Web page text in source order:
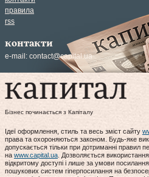
правила
rss
контакти
e-mail: contact@capital.ua
Бізнес починається з Капіталу
Ідеї оформлення, стиль та весь зміст сайту
права та охороняються законом. Будь-яке
допускається тільки при дотриманні правил
на www.capital.ua. Дозволяється
відкритому доступі і лише за умови
пошукових систем гіперпосилання на